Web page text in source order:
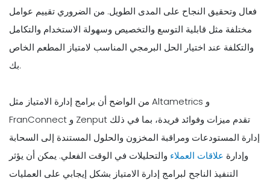
فعال وتحقيق النجاح على المدى الطويل. من الضروري تقييم عوامل
مختلفة مثل قابلية التوسع والتخصيص وسهولة الاستخدام والتكامل
والتكلفة عند اختيار الحل البرمجي المناسب لامتياز المطعم الخاص
بك.
من الواضح أن برامج إدارة الامتياز مثل Altametrics و
FranConnect و Zenput تقدم ميزات وفوائد فريدة، بما في ذلك
إدارة المستودعات ومراقبة المخزون والحلول المستندة إلى السحابة
وإدارة علاقات العملاء والتحليلات في الوقت الفعلي. يمكن أن يؤثر
التنفيذ الناجح لبرامج إدارة الامتياز بشكل إيجابي على العمليات